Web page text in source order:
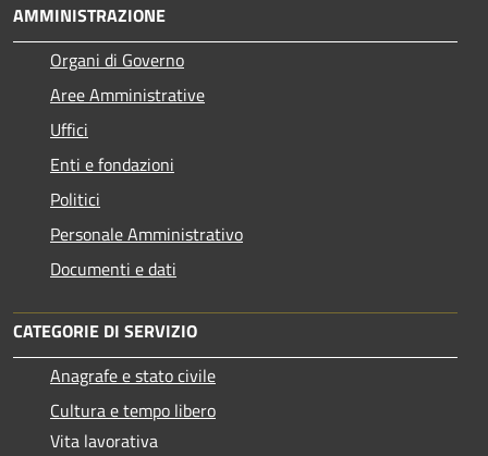
AMMINISTRAZIONE
Organi di Governo
Aree Amministrative
Uffici
Enti e fondazioni
Politici
Personale Amministrativo
Documenti e dati
CATEGORIE DI SERVIZIO
Anagrafe e stato civile
Cultura e tempo libero
Vita lavorativa